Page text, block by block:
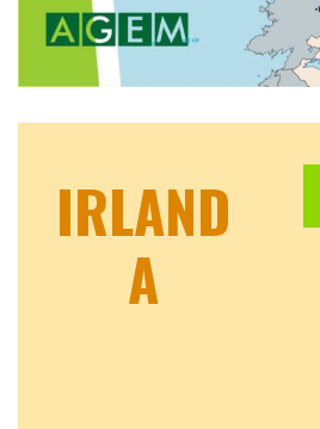
IRLAND
A